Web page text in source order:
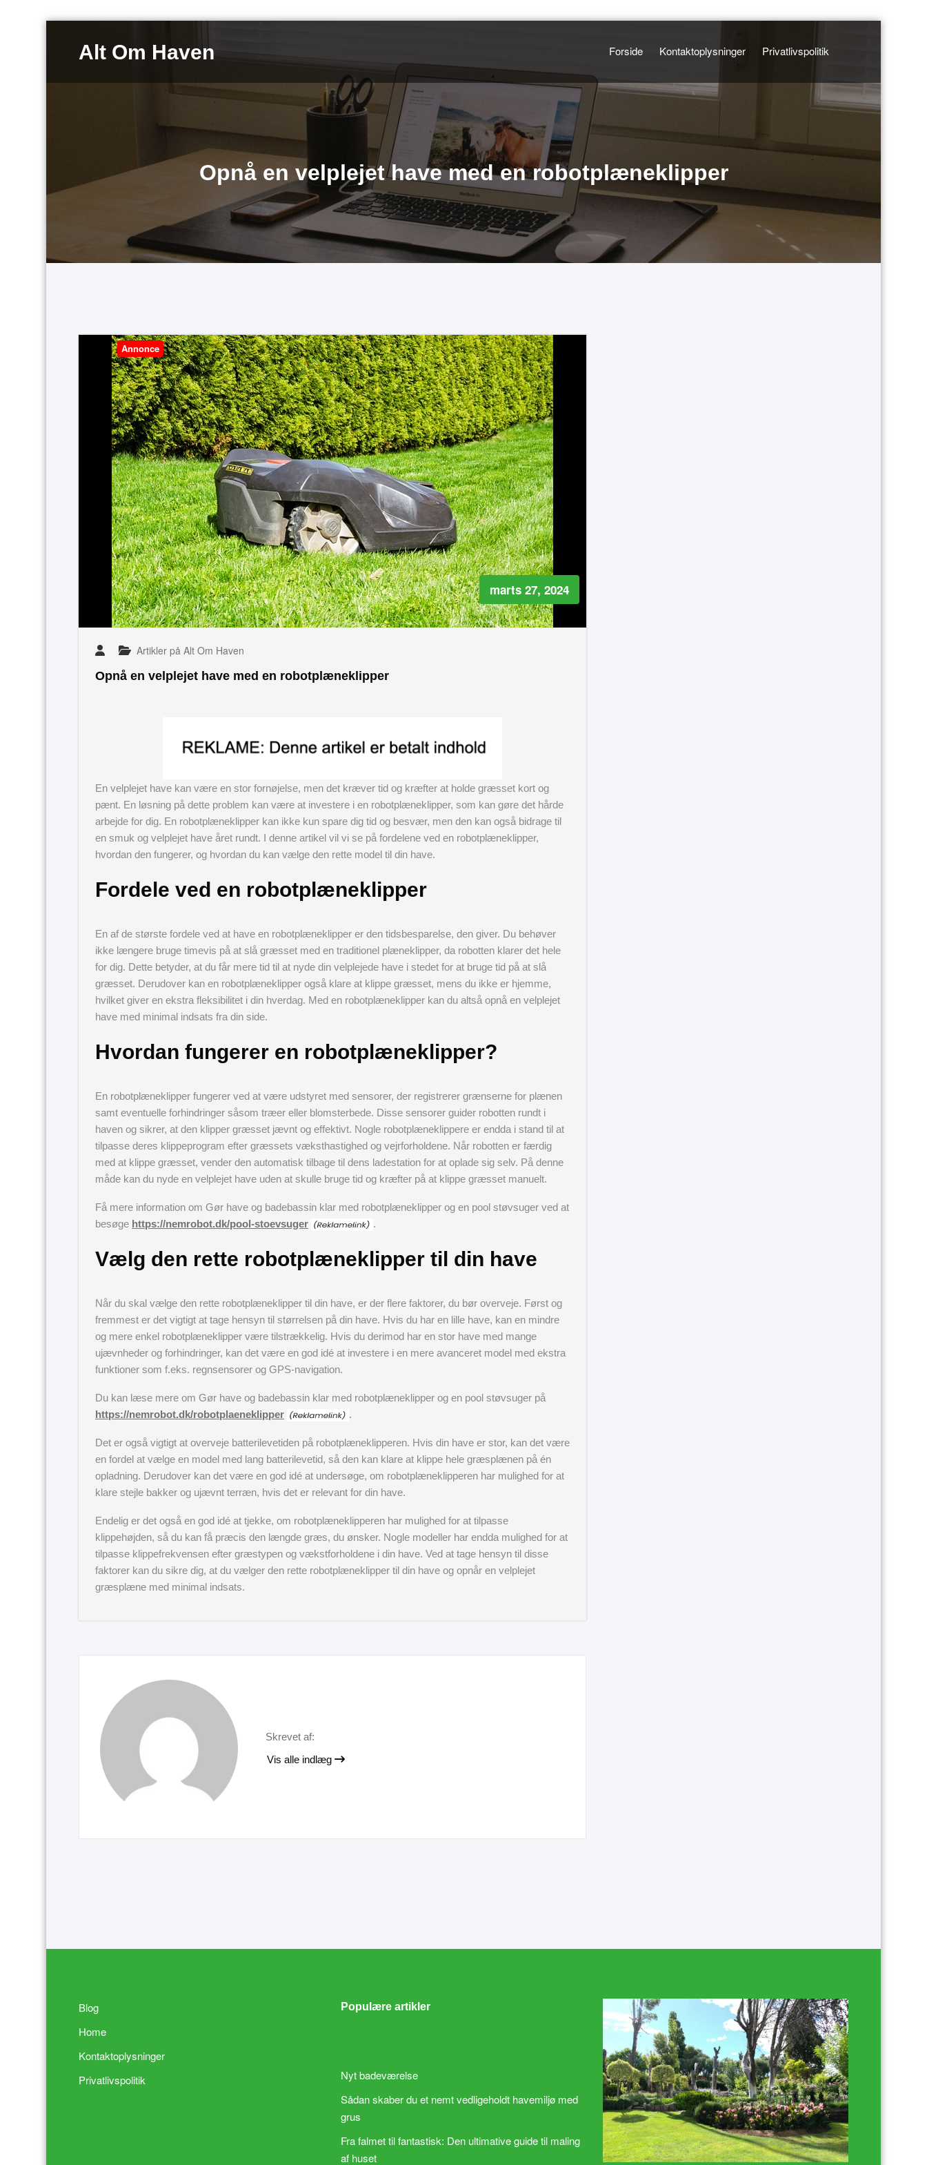
indholdAlt Om Haven Forside Kontaktoplysninger Privatlivspolitik
Opnå en velplejet have med en robotplæneklipper
Annonce
marts 27, 2024
Artikler på Alt Om Haven
Opnå en velplejet have med en robotplæneklipper
En velplejet have kan være en stor fornøjelse, men det kræver tid og kræfter at holde græsset kort og
pænt. En løsning på dette problem kan være at investere i en robotplæneklipper, som kan gøre det hårde
arbejde for dig. En robotplæneklipper kan ikke kun spare dig tid og besvær, men den kan også bidrage til
en smuk og velplejet have året rundt. I denne artikel vil vi se på fordelene ved en robotplæneklipper,
hvordan den fungerer, og hvordan du kan vælge den rette model til din have.
Fordele ved en robotplæneklipper
En af de største fordele ved at have en robotplæneklipper er den tidsbesparelse, den giver. Du behøver
ikke længere bruge timevis på at slå græsset med en traditionel plæneklipper, da robotten klarer det hele
for dig. Dette betyder, at du får mere tid til at nyde din velplejede have i stedet for at bruge tid på at slå
græsset. Derudover kan en robotplæneklipper også klare at klippe græsset, mens du ikke er hjemme,
hvilket giver en ekstra fleksibilitet i din hverdag. Med en robotplæneklipper kan du altså opnå en velplejet
have med minimal indsats fra din side.
Hvordan fungerer en robotplæneklipper?
En robotplæneklipper fungerer ved at være udstyret med sensorer, der registrerer grænserne for plænen
samt eventuelle forhindringer såsom træer eller blomsterbede. Disse sensorer guider robotten rundt i
haven og sikrer, at den klipper græsset jævnt og effektivt. Nogle robotplæneklippere er endda i stand til at
tilpasse deres klippeprogram efter græssets væksthastighed og vejrforholdene. Når robotten er færdig
med at klippe græsset, vender den automatisk tilbage til dens ladestation for at oplade sig selv. På denne
måde kan du nyde en velplejet have uden at skulle bruge tid og kræfter på at klippe græsset manuelt.
Få mere information om Gør have og badebassin klar med robotplæneklipper og en pool støvsuger ved at
besøge https://nemrobot.dk/pool-stoevsuger .
Vælg den rette robotplæneklipper til din have
Når du skal vælge den rette robotplæneklipper til din have, er der flere faktorer, du bør overveje. Først og
fremmest er det vigtigt at tage hensyn til størrelsen på din have. Hvis du har en lille have, kan en mindre
og mere enkel robotplæneklipper være tilstrækkelig. Hvis du derimod har en stor have med mange
ujævnheder og forhindringer, kan det være en god idé at investere i en mere avanceret model med ekstra
funktioner som f.eks. regnsensorer og GPS-navigation.
Du kan læse mere om Gør have og badebassin klar med robotplæneklipper og en pool støvsuger på
https://nemrobot.dk/robotplaeneklipper
.
Det er også vigtigt at overveje batterilevetiden på robotplæneklipperen. Hvis din have er stor, kan det være
en fordel at vælge en model med lang batterilevetid, så den kan klare at klippe hele græsplænen på én
opladning. Derudover kan det være en god idé at undersøge, om robotplæneklipperen har mulighed for at
klare stejle bakker og ujævnt terræn, hvis det er relevant for din have.
Endelig er det også en god idé at tjekke, om robotplæneklipperen har mulighed for at tilpasse
klippehøjden, så du kan få præcis den længde græs, du ønsker. Nogle modeller har endda mulighed for at
tilpasse klippefrekvensen efter græstypen og vækstforholdene i din have. Ved at tage hensyn til disse
faktorer kan du sikre dig, at du vælger den rette robotplæneklipper til din have og opnår en velplejet
græsplæne med minimal indsats.
Skrevet af:
Vis alle indlæg
Blog
Home
Kontaktoplysninger
Privatlivspolitik
Populære artikler
Nyt badeværelse
Sådan skaber du et nemt vedligeholdt havemiljø med
grus
Fra falmet til fantastisk: Den ultimative guide til maling
af huset